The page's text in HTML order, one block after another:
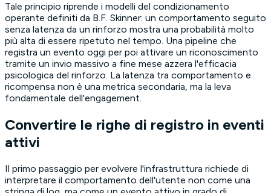
Tale principio riprende i modelli del condizionamento
operante definiti da B.F. Skinner: un comportamento seguito
senza latenza da un rinforzo mostra una probabilità molto
più alta di essere ripetuto nel tempo. Una pipeline che
registra un evento oggi per poi attivare un riconoscimento
tramite un invio massivo a fine mese azzera l'efficacia
psicologica del rinforzo. La latenza tra comportamento e
ricompensa non è una metrica secondaria, ma la leva
fondamentale dell'engagement.
Convertire le righe di registro in eventi
attivi
Il primo passaggio per evolvere l'infrastruttura richiede di
interpretare il comportamento dell'utente non come una